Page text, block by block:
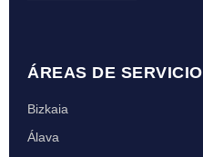
ÁREAS DE SERVICIO
Bizkaia
Álava